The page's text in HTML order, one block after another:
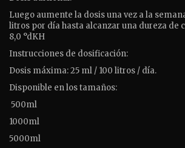
Luego aumente la dosis una vez a la
litros por día hasta alcanzar una dureza de
8,0 °dKH
Instrucciones de dosificación:
Dosis máxima: 25 ml / 100 litros / día.
Disponible en los tamaños:
500ml
1000ml
5000ml